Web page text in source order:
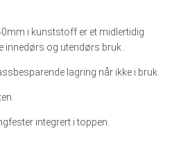
i kunststoff er et midlertidig
innedørs og utendørs bruk..
lagring når ikke i bruk.
integrert i toppen.